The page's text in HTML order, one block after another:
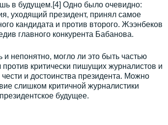
в будущем.[4] Одно было очевидно:
уходящий президент, принял самое
кандидата и против второго. Жээнбеков
главного конкурента Бабанова.
непонятно, могло ли это быть частью
критически пишущих журналистов и
и достоинства президента. Можно
слишком критичной журналистики
будущее.